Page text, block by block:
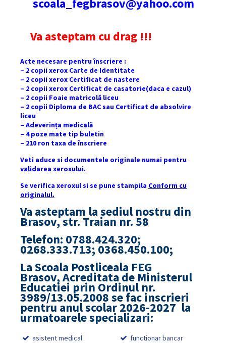
scoala_fegbrasov@yahoo.com
Va asteptam cu drag !!!
Acte necesare pentru înscriere :
– 2 copii xerox Carte de Identitate
– 2 copii xerox Certificat de nastere
– 2 copii xerox Certificat de casatorie(daca e cazul)
– 2 copii Foaie matricolă liceu
– 2 copii Diploma de BAC sau Certificat de absolvire
liceu
– Adeverința medicală
– 4 poze mate tip buletin
– 210 ron taxa de înscriere
Veti aduce si documentele originale numai pentru
validarea xeroxului.
Se verifica xeroxul si se pune stampila Conform cu
originalul.
Va asteptam la sediul nostru din
Brasov, str. Traian nr. 58
Telefon: 0788.424.320;
0268.333.713; 0368.450.100;
La Scoala Postliceala FEG
Brasov, Acreditata de Ministerul
Educatiei prin Ordinul nr.
3989/13.05.2008 se fac inscrieri
pentru anul scolar 2026-2027 la
urmatoarele specializari:
asistent medical
functionar bancar